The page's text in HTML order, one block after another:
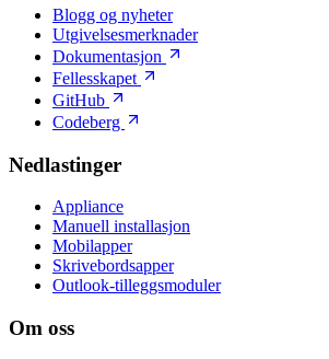
Blogg og nyheter
Utgivelsesmerknader
Dokumentasjon
Fellesskapet
GitHub
Codeberg
Nedlastinger
Appliance
Manuell installasjon
Mobilapper
Skrivebordsapper
Outlook-tilleggsmoduler
Om oss